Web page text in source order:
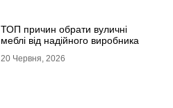
ТОП причин обрати вуличні
меблі від надійного виробника
20 Червня, 2026